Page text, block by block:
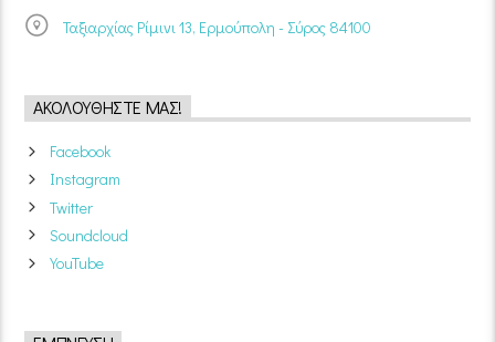
Ταξιαρχίας Ρίμινι 13, Ερμούπολη - Σύρος 84100
ΑΚΟΛΟΥΘΉΣΤΕ ΜΑΣ!
Facebook
Instagram
Twitter
Soundcloud
YouTube